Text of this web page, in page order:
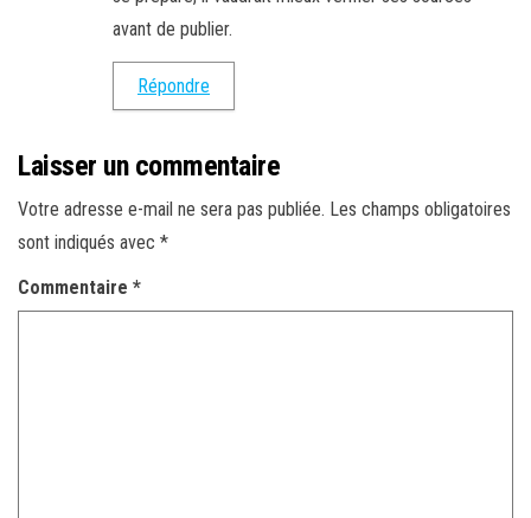
avant de publier.
Répondre
Laisser un commentaire
Votre adresse e-mail ne sera pas publiée. Les champs obligatoires
sont indiqués avec *
Commentaire *